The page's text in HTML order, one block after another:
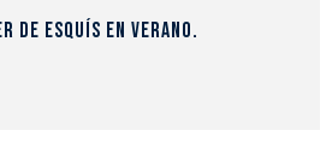
de esquís en verano.